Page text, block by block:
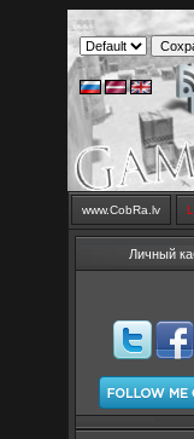
www.CobRa.lv
Личный